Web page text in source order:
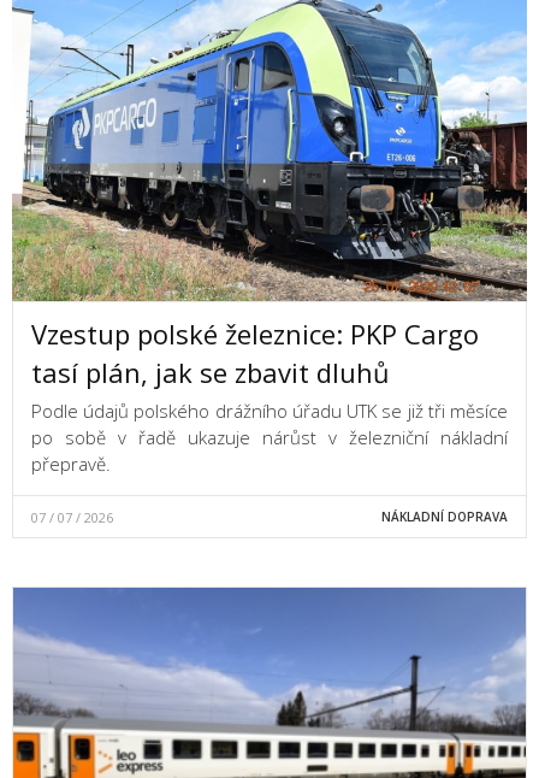
Vzestup polské železnice: PKP Cargo
tasí plán, jak se zbavit dluhů
Podle údajů polského drážního úřadu UTK se již tři měsíce
po sobě v řadě ukazuje nárůst v železniční nákladní
přepravě.
07 / 07 / 2026 NÁKLADNÍ DOPRAVA